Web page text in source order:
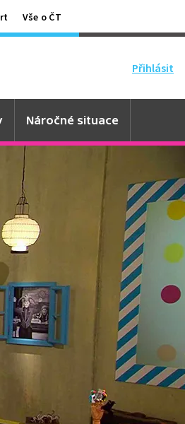
Vše o ČT
Přihlásit
Náročné situace